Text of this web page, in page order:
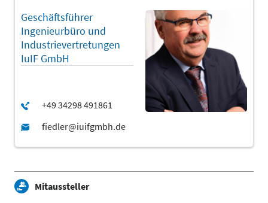
Geschäftsführer
Ingenieurbüro und
Industrievertretungen
IuIF GmbH
Mitaussteller